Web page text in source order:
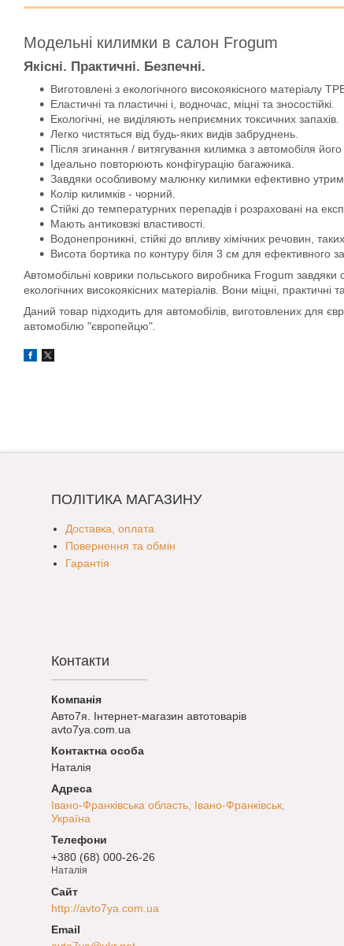
Модельні килимки в салон Frogum
Якісні. Практичні. Безпечні.
Виготовлені з екологічного високоякісного матеріалу
Еластичні та пластичні і, водночас, міцні та зносостійкі.
Екологічні, не виділяють неприємних токсичних запахів.
Легко чистяться від будь-яких видів забруднень.
Після згинання / витягування килимка з автомобіля
Ідеально повторюють конфігурацію багажника.
Завдяки особливому малюнку килимки ефективно
Колір килимків - чорний.
Стійкі до температурних перепадів і розраховані на
Мають антиковзкі властивості.
Водонепроникні, стійкі до впливу хімічних речовин,
Висота бортика по контуру біля 3 см для ефективного
Автомобільні коврики польського виробника Frogum завдяки
екологічних високоякісних матеріалів. Вони міцні,
Даний товар підходить для автомобілів, виготовлених для
автомобілю "європейцю".
ПОЛІТИКА МАГАЗИНУ
Доставка, оплата
Повернення та обмін
Гарантія
Контакти
Авто7я. Інтернет-магазин автотоварів
avto7ya.com.ua
Наталія
Івано-Франківська область, Івано-Франківськ,
Україна
+380 (68) 000-26-26
Наталія
http://avto7ya.com.ua